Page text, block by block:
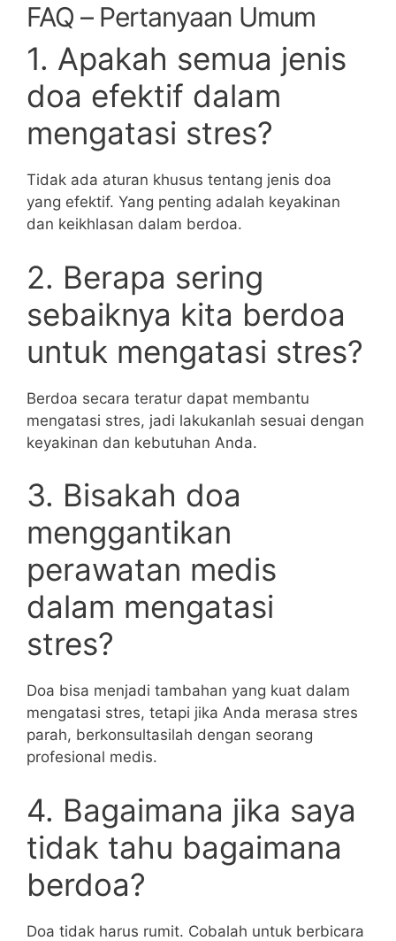
FAQ – Pertanyaan Umum
1. Apakah semua jenis
doa efektif dalam
mengatasi stres?
Tidak ada aturan khusus tentang jenis doa
yang efektif. Yang penting adalah keyakinan
dan keikhlasan dalam berdoa.
2. Berapa sering
sebaiknya kita berdoa
untuk mengatasi stres?
Berdoa secara teratur dapat membantu
mengatasi stres, jadi lakukanlah sesuai dengan
keyakinan dan kebutuhan Anda.
3. Bisakah doa
menggantikan
perawatan medis
dalam mengatasi
stres?
Doa bisa menjadi tambahan yang kuat dalam
mengatasi stres, tetapi jika Anda merasa stres
parah, berkonsultasilah dengan seorang
profesional medis.
4. Bagaimana jika saya
tidak tahu bagaimana
berdoa?
Doa tidak harus rumit. Cobalah untuk berbicara